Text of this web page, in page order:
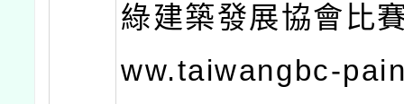
綠建築發展協會比
ww.taiwangbc-